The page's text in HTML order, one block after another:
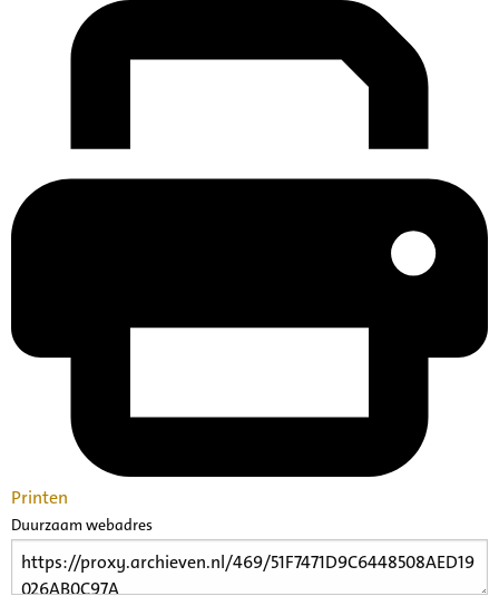
Printen
Duurzaam webadres